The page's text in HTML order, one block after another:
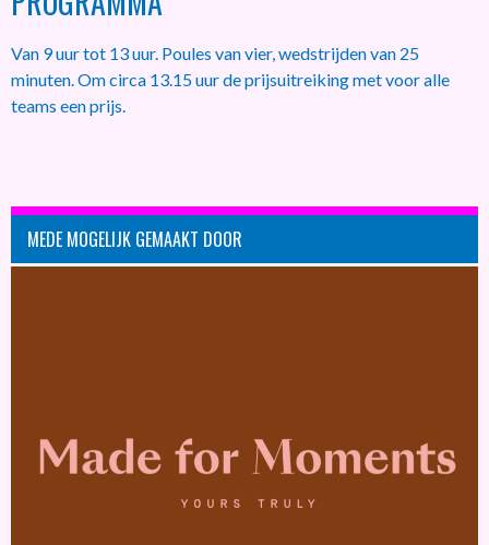
Van 9 uur tot 13 uur. Poules van vier, wedstrijden van 25
minuten. Om circa 13.15 uur de prijsuitreiking met voor alle
teams een prijs.
MEDE MOGELIJK GEMAAKT DOOR